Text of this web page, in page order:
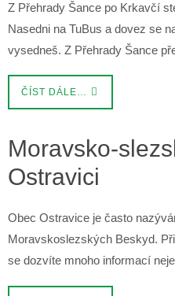
Z Přehrady Šance po Krkavčí
Nasedni na TuBus a dovez se
vysedneš. Z Přehrady Šance
ČÍST DÁLE…
Moravsko-
Ostravici
Obec Ostravice je často
Moravskoslezských Beskyd.
se dozvíte mnoho informací